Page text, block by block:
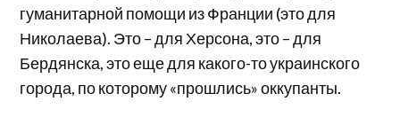
гуманитарной помощи из Франции (это для
Николаева). Это – для Херсона, это – для
Бердянска, это еще для какого-то украинского
города, по которому «прошлись» оккупанты.